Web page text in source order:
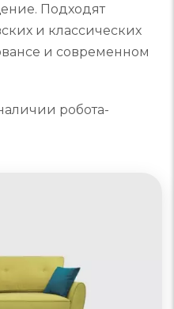
Подходят
и классических
и современном
робота-